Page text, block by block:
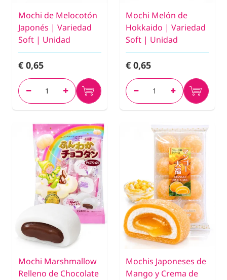
Mochi de Melocotón
Japonés | Variedad
Soft | Unidad
€ 0,65
Mochi Melón de
Hokkaido | Variedad
Soft | Unidad
€ 0,65
Mochi Marshmallow
Relleno de Chocolate
Mochis Japoneses de
Mango y Crema de